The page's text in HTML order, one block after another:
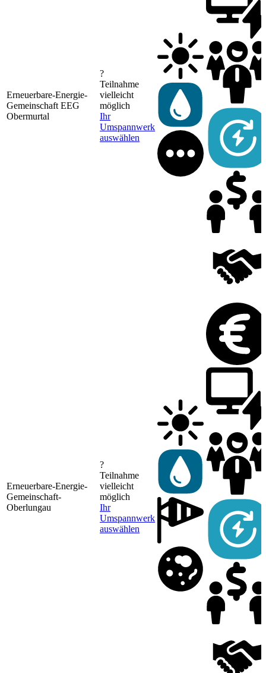
Erneuerbare-Energie-
Gemeinschaft EEG
Obermurtal
?
Teilnahme
vielleicht
möglich
Ihr
Umspannwerk
auswählen
Erneuerbare-Energie-
Gemeinschaft-
Oberlungau
?
Teilnahme
vielleicht
möglich
Ihr
Umspannwerk
auswählen